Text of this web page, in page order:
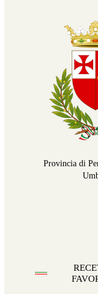
Provincia di